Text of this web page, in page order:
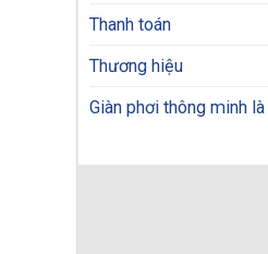
Thanh toán
Thương hiệu
Giàn phơi thông minh là